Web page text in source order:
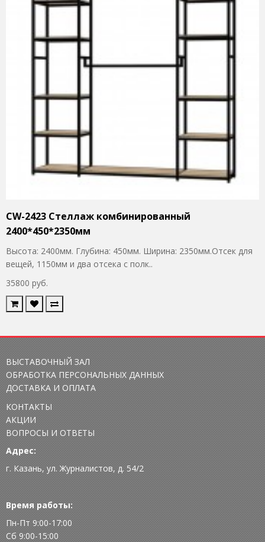
CW-2423 Стеллаж комбинированный
2400*450*2350мм
Высота: 2400мм. Глубина: 450мм. Ширина: 2350мм.Отсек для
вещей, 1150мм и два отсека с полк..
35800 руб.
ВЫСТАВОЧНЫЙ ЗАЛ
ОБРАБОТКА ПЕРСОНАЛЬНЫХ ДАННЫХ
ДОСТАВКА И ОПЛАТА
КОНТАКТЫ
АКЦИИ
ВОПРОСЫ И ОТВЕТЫ
Адрес:
г. Казань, ул. Журналистов, д. 54/2
Время работы:
Пн-Пт 9:00-17:00
Сб 9:00-15:00